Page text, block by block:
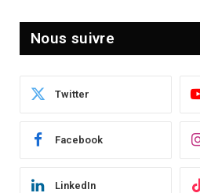
Nous suivre
Twitter
Facebook
LinkedIn